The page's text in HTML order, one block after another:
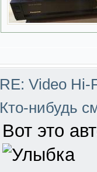
RE: Video Hi-
Кто-нибудь
Вот это